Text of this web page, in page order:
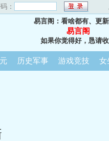
：
易言阁：看啥都有、更
易言阁
如果你觉得好，恳请
历史军事 游戏竞技 女